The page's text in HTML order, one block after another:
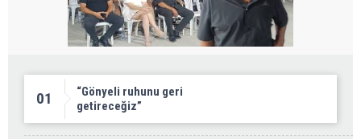
01
“Gönyeli ruhunu geri
getireceğiz”